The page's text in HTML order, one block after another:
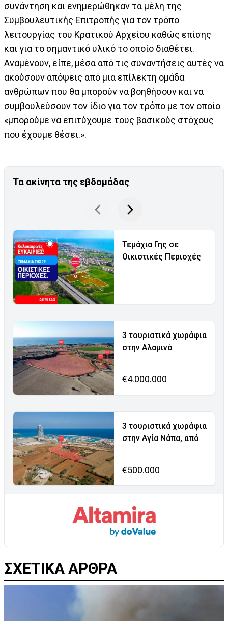
συνάντηση και ενημερώθηκαν τα μέλη της
Συμβουλευτικής Επιτροπής για τον τρόπο
λειτουργίας του Κρατικού Αρχείου καθώς επίσης
και για το σημαντικό υλικό το οποίο διαθέτει.
Αναμένουν, είπε, μέσα από τις συναντήσεις αυτές να
ακούσουν απόψεις από μια επίλεκτη ομάδα
ανθρώπων που θα μπορούν να βοηθήσουν και να
συμβουλεύσουν τον ίδιο για τον τρόπο με τον οποίο
«μπορούμε να επιτύχουμε τους βασικούς στόχους
που έχουμε θέσει.».
Τα ακίνητα της εβδομάδας
Τεμάχια Γης σε
Οικιστικές Περιοχές
3 τουριστικά χωράφια
στην Αλαμινό
€4.000.000
3 τουριστικά χωράφια
στην Αγία Νάπα, από
€500.000
ΣΧΕΤΙΚΑ ΑΡΘΡΑ